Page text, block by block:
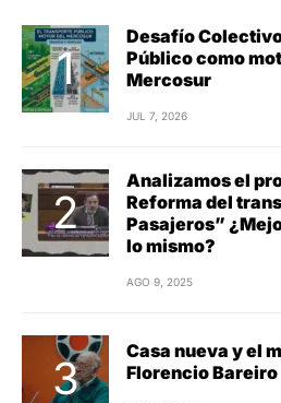
Desafío
Público como
Mercosur
JUL 7, 2026
Analizamos el
Reforma del
Pasajeros”
lo mismo?
AGO 9, 2025
Casa nueva y el
Florencio Bareiro